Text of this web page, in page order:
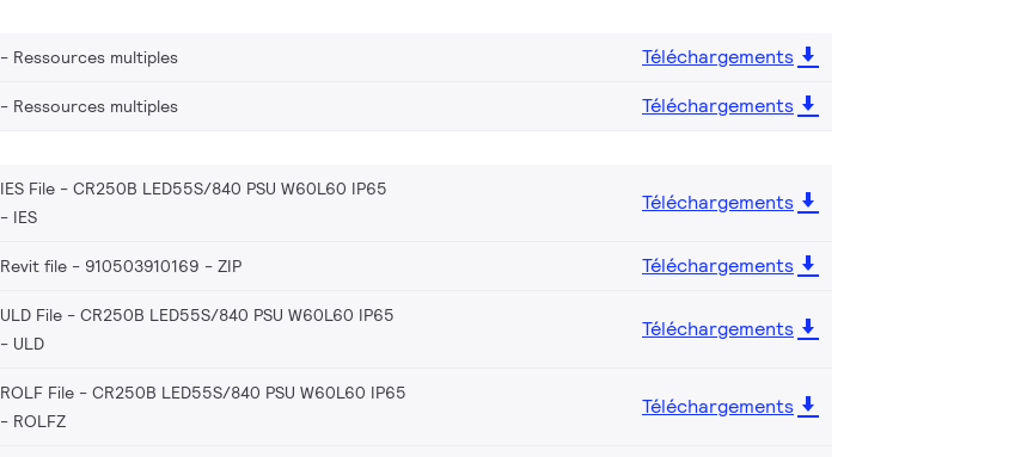
Ressources multiples
Téléchargements
Ressources multiples Téléchargements
IES File - CR250B LED55S/840 PSU W60L60 IP65
IES
Téléchargements
Revit file - 910503910169 ZIP Téléchargements
ULD File - CR250B LED55S/840 PSU W60L60 IP65
ULD
Téléchargements
ROLF File - CR250B LED55S/840 PSU W60L60 IP65
ROLFZ
Téléchargements